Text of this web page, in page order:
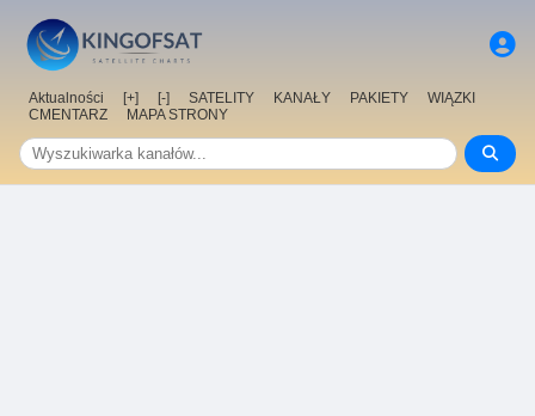
Aktualności [+] [-] SATELITY KANAŁY PAKIETY
WIĄZKI
CMENTARZ
MAPA STRONY